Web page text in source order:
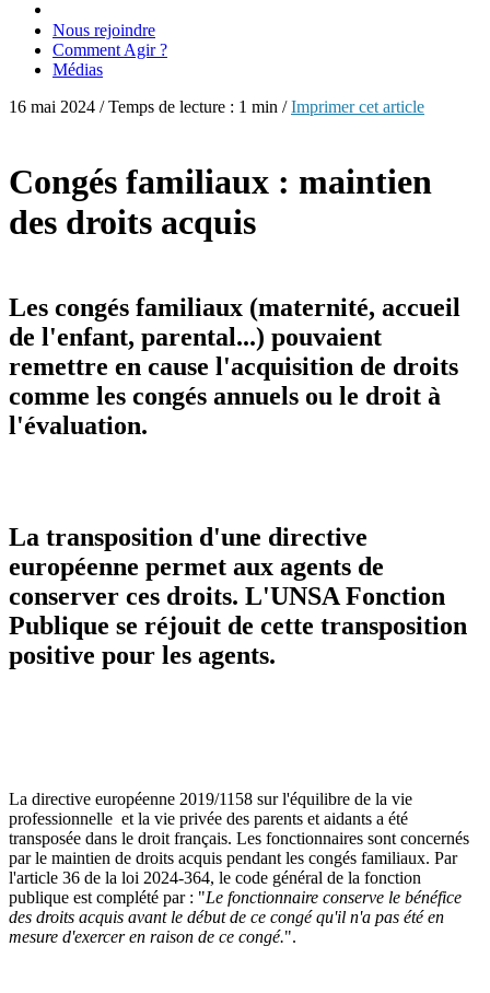
Nous rejoindre
Comment Agir ?
Médias
16 mai 2024 / Temps de lecture : 1 min /Imprimer cet article
Congés familiaux : maintien
des droits acquis
Les congés familiaux (maternité, accueil
de l'enfant, parental...) pouvaient
remettre en cause l'acquisition de droits
comme les congés annuels ou le droit à
l'évaluation.
La transposition d'une directive
européenne permet aux agents de
conserver ces droits. L'UNSA Fonction
Publique se réjouit de cette transposition
positive pour les agents.
La directive européenne 2019/1158 sur l'équilibre de la vie
professionnelle et la vie privée des parents et aidants a été
transposée dans le droit français. Les fonctionnaires sont concernés
par le maintien de droits acquis pendant les congés familiaux. Par
l'article 36 de la loi 2024-364, le code général de la fonction
publique est complété par : "Le fonctionnaire conserve le bénéfice
des droits acquis avant le début de ce congé qu'il n'a pas été en
mesure d'exercer en raison de ce congé.".